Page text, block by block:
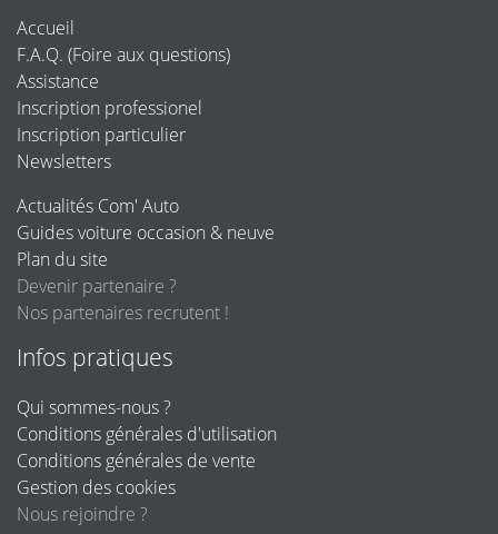
Accueil
F.A.Q. (Foire aux questions)
Assistance
Inscription professionel
Inscription particulier
Newsletters
Actualités Com' Auto
Guides voiture occasion & neuve
Plan du site
Devenir partenaire ?
Nos partenaires recrutent !
Infos pratiques
Qui sommes-nous ?
Conditions générales d'utilisation
Conditions générales de vente
Gestion des cookies
Nous rejoindre ?